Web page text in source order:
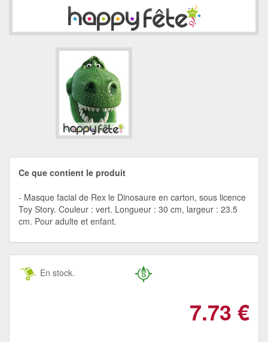
Ce que contient le produit
Masque facial de Rex le Dinosaure en carton, sous licence
Toy Story. Couleur : vert. Longueur : 30 cm, largeur : 23.5
cm. Pour adulte et enfant.
En stock.
7.73 €